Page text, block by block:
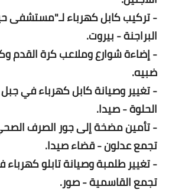
- تركيب كابل كهرباء لـ"مستشفى
البراجنة - بيروت.
- إضاءة شوارع وملاعب كرة القدم
ضبيه.
- تغيير وصيانة كابل كهرباء في
الحلوة - صيدا.
- تأمين مضخة إلى جور الصرف
تجمع عدلون - قضاء صيدا.
- تغيير طلمبة وصيانة تابلو كهرباء
تجمع القاسمية - صور.